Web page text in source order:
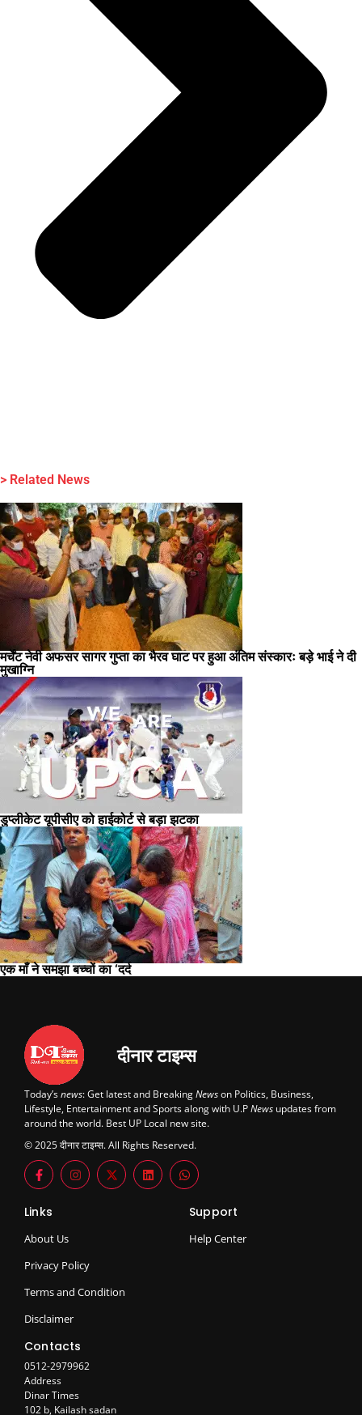
> Related News
मर्चेंट नेवी अफसर सागर गुप्ता का भैरव घाट पर हुआ अंतिम संस्कारः बड़े भाई ने दी
मुखाग्नि
डुप्लीकेट यूपीसीए को हाईकोर्ट से बड़ा झटका
एक माँ ने समझा बच्चों का ‘दर्द
दीनार टाइम्स
Today’snews: Get latest and BreakingNewson Politics, Business,
Lifestyle, Entertainment and Sports along with U.PNews updates from
around the world. Best UP Local new site.
© 2025 दीनार टाइम्स. All Rights Reserved.
Links
About Us
Privacy Policy
Terms and Condition
Disclaimer
Support
Help Center
Contacts
0512-2979962
Address
Dinar Times
102 b, Kailash sadan